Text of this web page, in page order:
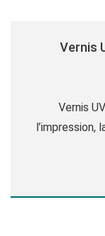
Vernis
Vernis UV
l’impression,
bonne